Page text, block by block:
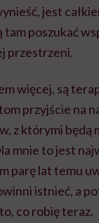
jest
tam poszukać
przestrzeni.
więcej, są
przyjście na
z którymi będą
mnie to jest
parę lat temu
istnieć, a
co robię teraz.